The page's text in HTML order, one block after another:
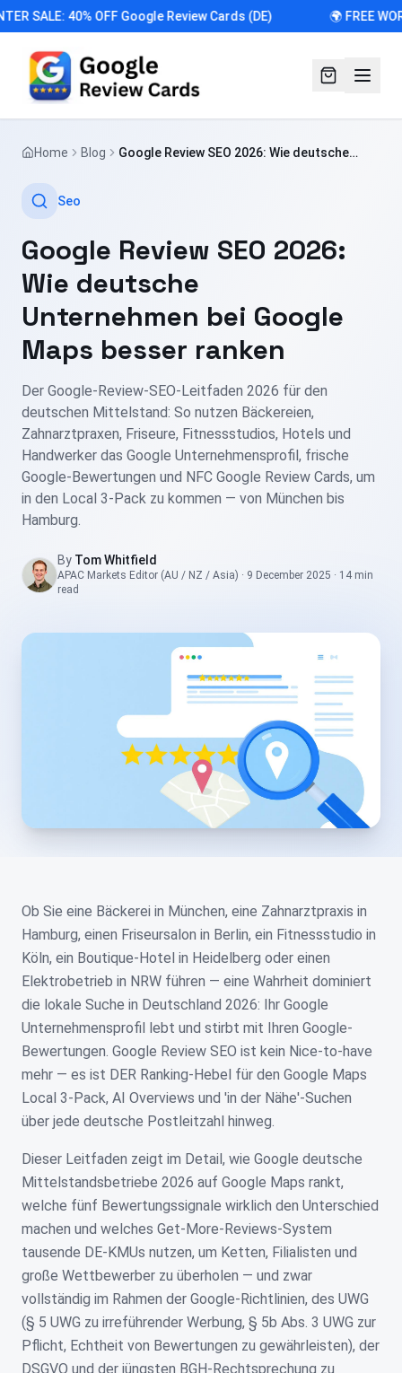
SALE: 40% OFF Google Review Cards (DE) 🌍 FREE
Home Blog
Google Review SEO 2026: Wie deutsche
Seo
Google Review SEO 2026:
Wie deutsche
Unternehmen bei Google
Maps besser ranken
Der Google-Review-SEO-Leitfaden 2026 für den
deutschen Mittelstand: So nutzen Bäckereien,
Zahnarztpraxen, Friseure, Fitnessstudios, Hotels und
Handwerker das Google Unternehmensprofil, frische
Google-Bewertungen und NFC Google Review Cards, um
in den Local 3-Pack zu kommen — von München bis
Hamburg.
By Tom Whitfield
APAC Markets Editor (AU / NZ / Asia) · 9 December 2025 · 14 min
read
Ob Sie eine Bäckerei in München, eine Zahnarztpraxis in
Hamburg, einen Friseursalon in Berlin, ein Fitnessstudio in
Köln, ein Boutique-Hotel in Heidelberg oder einen
Elektrobetrieb in NRW führen — eine Wahrheit dominiert
die lokale Suche in Deutschland 2026: Ihr Google
Unternehmensprofil lebt und stirbt mit Ihren Google-
Bewertungen. Google Review SEO ist kein Nice-to-have
mehr — es ist DER Ranking-Hebel für den Google Maps
Local 3-Pack, AI Overviews und 'in der Nähe'-Suchen
über jede deutsche Postleitzahl hinweg.
Dieser Leitfaden zeigt im Detail, wie Google deutsche
Mittelstandsbetriebe 2026 auf Google Maps rankt,
welche fünf Bewertungssignale wirklich den Unterschied
machen und welches Get-More-Reviews-System
tausende DE-KMUs nutzen, um Ketten, Filialisten und
große Wettbewerber zu überholen — und zwar
vollständig im Rahmen der Google-Richtlinien, des UWG
(§ 5 UWG zu irreführender Werbung, § 5b Abs. 3 UWG zur
Pflicht, Echtheit von Bewertungen zu gewährleisten), der
DSGVO und der jüngsten BGH-Rechtsprechung zu